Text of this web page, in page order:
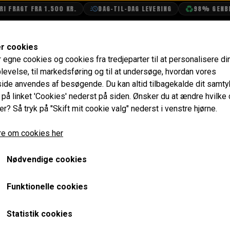
FRA 1.500 KR. DAG-TIL-DAG LEVERING 98%
MINI MPI 1997
andet rustarbejde og er efterfølgende blevet
og specialdesignet interiør. Minien er i samme
i kabinen.
Alt sammen adskilt og genopbygget hos
den til løbende service og vedligehold!
cookies
egne cookies og cookies fra tredjeparter til at personalisere
til markedsføring og til at undersøge, hvordan vores
anvendes af besøgende. Du kan altid tilbagekalde dit
linket 'Cookies' nederst på siden. Ønsker du at ændre hvilke
Så tryk på "Skift mit cookie valg" nederst i venstre hjørne.
om cookies her
Nødvendige cookies
Funktionelle cookies
Statistik cookies